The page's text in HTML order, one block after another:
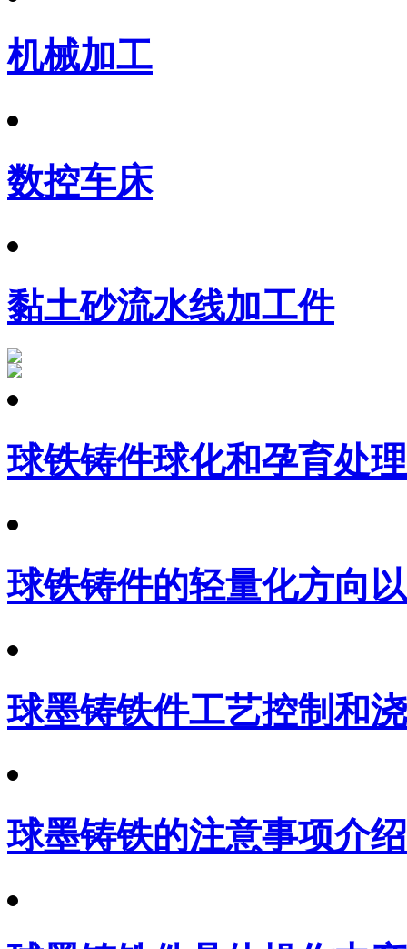
机械加工
数控车床
黏土砂流水线加工件
球铁铸件球化和孕育处
球铁铸件的轻量化方向
球墨铸铁件工艺控制和
球墨铸铁的注意事项介